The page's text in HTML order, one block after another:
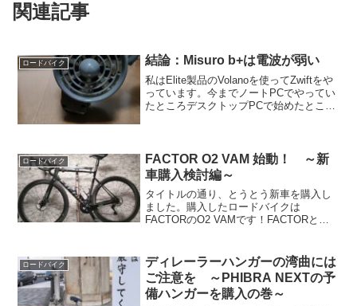
関連記事
ロードバイク 結論：Misuro b+は電波が弱い
私はElite製品のVolanoを使ってZwiftをや
っています。今までノートPCでやってい
たところデスクトップPCで始めたところ
ロードバイク
FACTOR O2 VAM 始動！ ～新
車購入検討編～
タイトルの通り、とうとう新車を購入し
ました。購入したロードバイクは
FACTORのO2 VAMです！FACTORと言
情で購入から中々乗れず、やっと数回乗
ることが...
ロードバイク
ディレーラーハンガーの湾曲には
ご注意を ～PHIBRA NEXTの予
備ハンガーを購入の巻～